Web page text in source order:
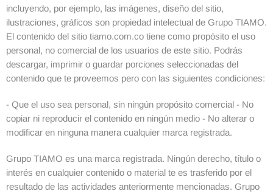
incluyendo, por ejemplo, las imágenes, diseño del sitio,
ilustraciones, gráficos son propiedad intelectual de Grupo TIAMO.
El contenido del sitio tiamo.com.co tiene como propósito el uso
personal, no comercial de los usuarios de este sitio. Podrás
descargar, imprimir o guardar porciones seleccionadas del
contenido que te proveemos pero con las siguientes condiciones:
- Que el uso sea personal, sin ningún propósito comercial - No
copiar ni reproducir el contenido en ningún medio - No alterar o
modificar en ninguna manera cualquier marca registrada.
Grupo TIAMO es una marca registrada. Ningún derecho, título o
interés en cualquier contenido o material te es trasferido por el
resultado de las actividades anteriormente mencionadas. Grupo